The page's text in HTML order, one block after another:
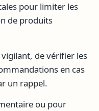
pour limiter les
de produits
de vérifier les
en cas
un rappel.
ou pour